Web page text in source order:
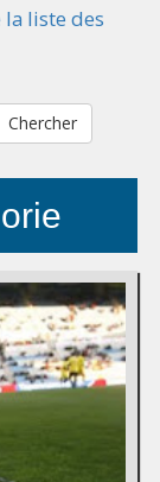
la liste des
Chercher